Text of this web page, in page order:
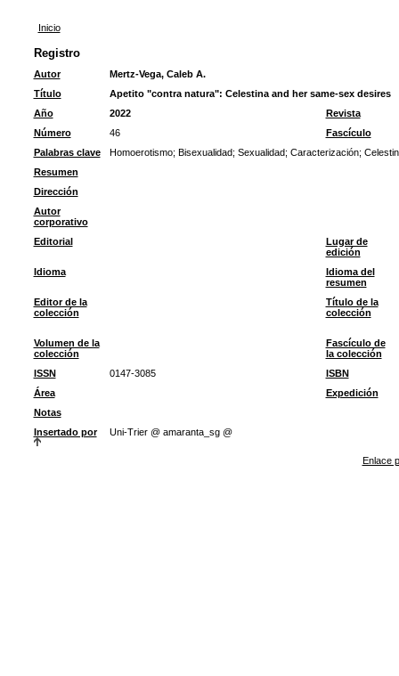
Inicio
Registro
Autor
Mertz-Vega, Caleb A.
Título
Apetito "contra natura": Celestina and her same-sex desires
Año
2022
Revista
Número
46
Fascículo
Palabras clave
Homoerotismo; Bisexualidad; Sexualidad; Caracterización;
Resumen
Dirección
Autor
corporativo
Editorial
Lugar de
edición
Idioma
Idioma del
resumen
Editor de la
colección
Título de la
colección
Volumen de la
colección
Fascículo de
la colección
ISSN
0147-3085
ISBN
Área
Expedición
Notas
Insertado por
Uni-Trier @ amaranta_sg @
Enlace